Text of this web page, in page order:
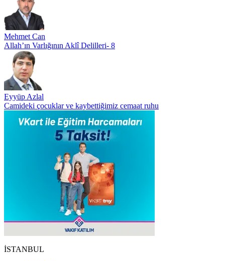
Mehmet Can
Allah’ın Varlığının Aklî Delilleri- 8
Eyyüp Azlal
Camideki çocuklar ve kaybettiğimiz cemaat ruhu
İSTANBUL